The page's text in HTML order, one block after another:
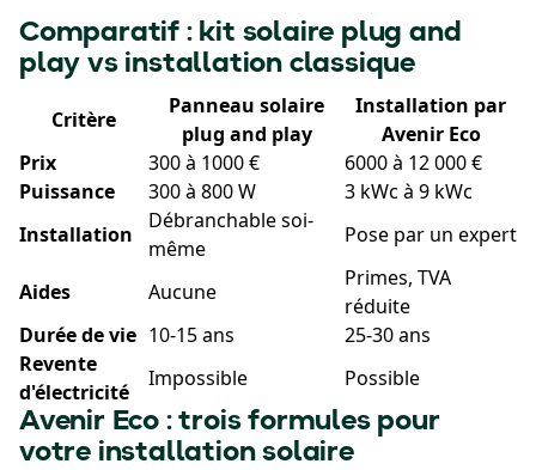
Comparatif : kit solaire plug and
play vs installation classique
Critère
Panneau solaire
plug and play
Installation par
Avenir Eco
Prix
300 à 1000 €
6000 à 12 000 €
Puissance
300 à 800 W
3 kWc à 9 kWc
Installation
Débranchable soi-
même
Pose par un expert
Aides Aucune
Primes, TVA
réduite
Durée de vie 10-15 ans
25-30 ans
Revente
d'électricité
Impossible Possible
Avenir Eco : trois formules pour
votre installation solaire